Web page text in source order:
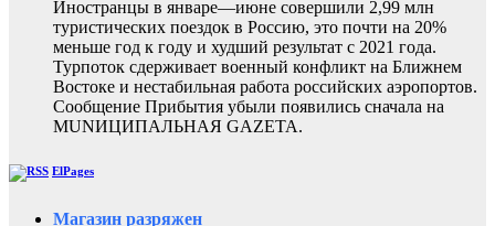
Иностранцы в январе—июне совершили 2,99 млн
туристических поездок в Россию, это почти на 20%
меньше год к году и худший результат с 2021 года.
Турпоток сдерживает военный конфликт на Ближнем
Востоке и нестабильная работа российских аэропортов.
Сообщение Прибытия убыли появились сначала на
MUNИЦИПАЛЬНАЯ GAZЕТА.
ElPages
Магазин разряжен